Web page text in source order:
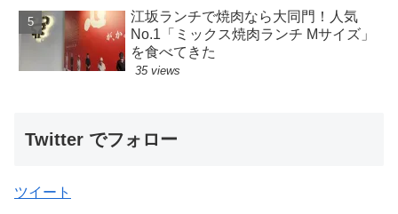
江坂ランチで焼肉なら大同門！人気
No.1「ミックス焼肉ランチ Mサイズ」
を食べてきた
35 views
Twitter でフォロー
ツイート